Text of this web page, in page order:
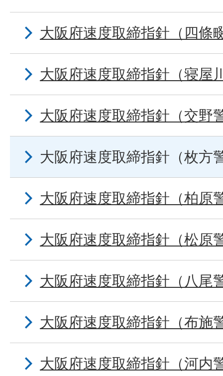
大阪府速度取締指針（四條
大阪府速度取締指針（寝屋
大阪府速度取締指針（交野
大阪府速度取締指針（枚方
大阪府速度取締指針（柏原
大阪府速度取締指針（松原
大阪府速度取締指針（八尾
大阪府速度取締指針（布施
大阪府速度取締指針（河内